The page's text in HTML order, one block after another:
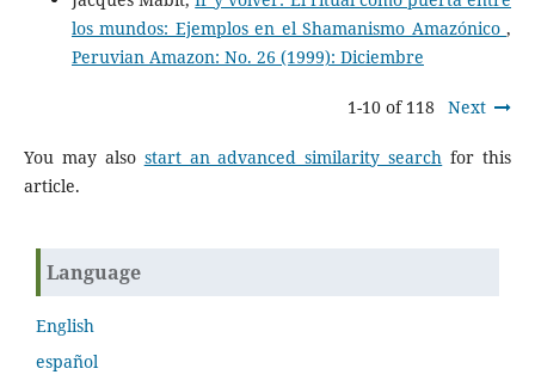
los mundos: Ejemplos en el Shamanismo Amazónico,
Peruvian Amazon: No. 26 (1999): Diciembre
1-10 of 118 Next
You may also start an advanced similarity search for this
article.
Language
English
español